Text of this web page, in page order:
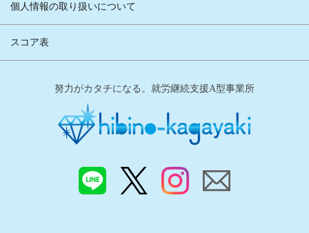
個人情報の取り扱いについて
スコア表
努力がカタチになる。就労継続支援A型事業所